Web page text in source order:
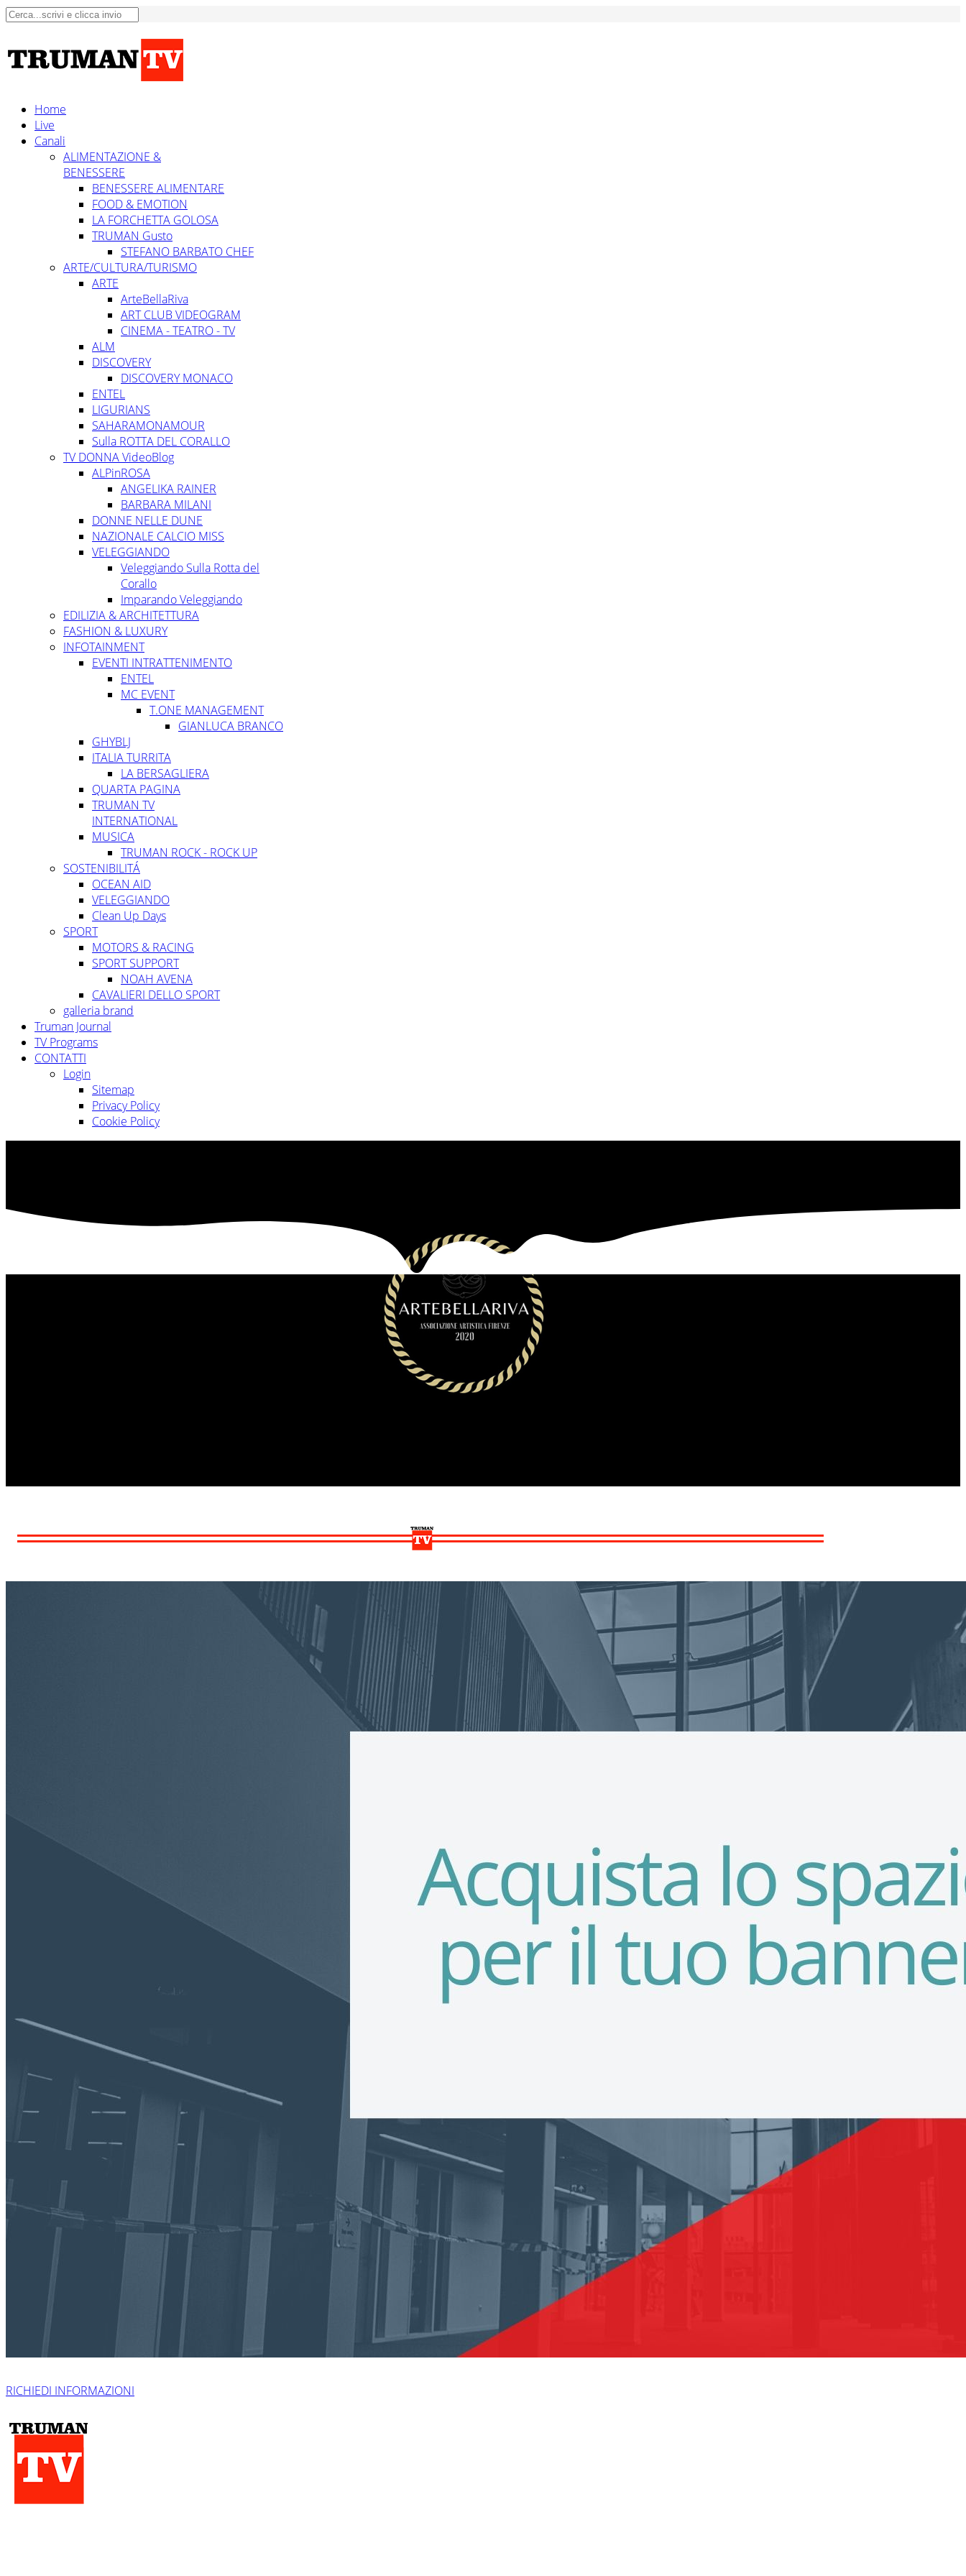
Home
Live
Canali
ALIMENTAZIONE &
BENESSERE
BENESSERE ALIMENTARE
FOOD & EMOTION
LA FORCHETTA GOLOSA
TRUMAN Gusto
STEFANO BARBATO CHEF
ARTE/CULTURA/TURISMO
ARTE
ArteBellaRiva
ART CLUB VIDEOGRAM
CINEMA - TEATRO - TV
ALM
DISCOVERY
DISCOVERY MONACO
ENTEL
LIGURIANS
SAHARAMONAMOUR
Sulla ROTTA DEL CORALLO
TV DONNA VideoBlog
ALPinROSA
ANGELIKA RAINER
BARBARA MILANI
DONNE NELLE DUNE
NAZIONALE CALCIO MISS
VELEGGIANDO
Veleggiando Sulla Rotta del
Corallo
Imparando Veleggiando
EDILIZIA & ARCHITETTURA
FASHION & LUXURY
INFOTAINMENT
EVENTI INTRATTENIMENTO
ENTEL
MC EVENT
T.ONE MANAGEMENT
GIANLUCA BRANCO
GHYBLJ
ITALIA TURRITA
LA BERSAGLIERA
QUARTA PAGINA
TRUMAN TV
INTERNATIONAL
MUSICA
TRUMAN ROCK - ROCK UP
SOSTENIBILITÁ
OCEAN AID
VELEGGIANDO
Clean Up Days
SPORT
MOTORS & RACING
SPORT SUPPORT
NOAH AVENA
CAVALIERI DELLO SPORT
galleria brand
Truman Journal
TV Programs
CONTATTI
Login
Sitemap
Privacy Policy
Cookie Policy
RICHIEDI INFORMAZIONI